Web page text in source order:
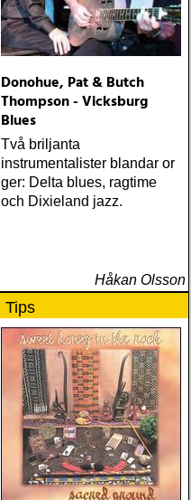
Donohue, Pat & Butch
Thompson - Vicksburg
Blues
Två briljanta
instrumentalister blandar or
ger: Delta blues, ragtime
och Dixieland jazz.
Håkan Olsson
Tips